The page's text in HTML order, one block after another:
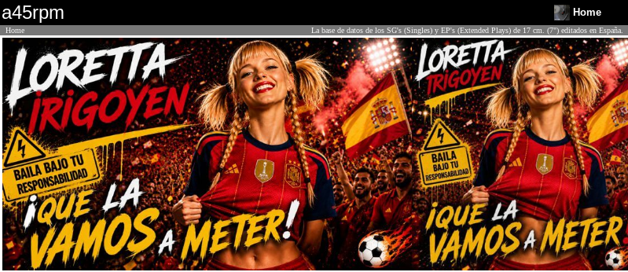
a45rpm Home
Home La base de datos de los SG's (Singles) y EP's (Extended Plays) de 17 cm. (7") editados en España.